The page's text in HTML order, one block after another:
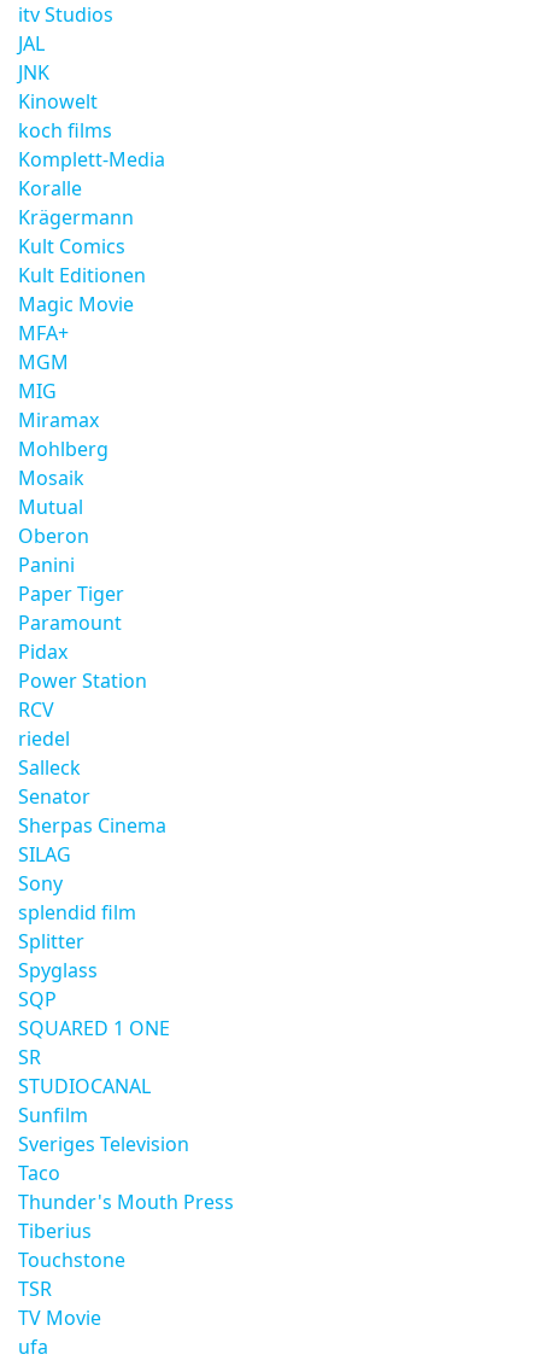
itv Studios
JAL
JNK
Kinowelt
koch films
Komplett-Media
Koralle
Krägermann
Kult Comics
Kult Editionen
Magic Movie
MFA+
MGM
MIG
Miramax
Mohlberg
Mosaik
Mutual
Oberon
Panini
Paper Tiger
Paramount
Pidax
Power Station
RCV
riedel
Salleck
Senator
Sherpas Cinema
SILAG
Sony
splendid film
Splitter
Spyglass
SQP
SQUARED 1 ONE
SR
STUDIOCANAL
Sunfilm
Sveriges Television
Taco
Thunder's Mouth Press
Tiberius
Touchstone
TSR
TV Movie
ufa